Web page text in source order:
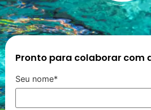
Pronto para colaborar com
Seu nome*